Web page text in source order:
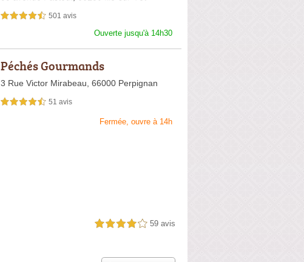
4,5 étoiles sur 5 501 avis
Ouverte jusqu'à 14h30
Péchés Gourmands
3 Rue Victor Mirabeau, 66000 Perpignan
4,5 étoiles sur 5 51 avis
Fermée, ouvre à 14h
4,0 étoiles sur 5 59 avis